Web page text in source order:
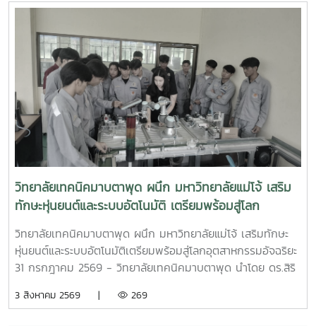
วิทยาลัยเทคนิคมาบตาพุด ผนึก มหาวิทยาลัยแม่โจ้ เสริม
ทักษะหุ่นยนต์และระบบอัตโนมัติ เตรียมพร้อมสู่โลก
อุตสาหกรรมอัจฉริยะ
วิทยาลัยเทคนิคมาบตาพุด ผนึก มหาวิทยาลัยแม่โจ้ เสริมทักษะ
หุ่นยนต์และระบบอัตโนมัติเตรียมพร้อมสู่โลกอุตสาหกรรมอัจฉริยะ
31 กรกฎาคม 2569 - วิทยาลัยเทคนิคมาบตาพุด นำโดย ดร.สิริ
ประธานในพิธีเปิด โครงการอบรมเชิงปฏิบัติการควบคุมแขนกล
3 สิงหาคม 2569 | 269